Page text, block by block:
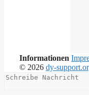
Informationen
© 2026 dy-